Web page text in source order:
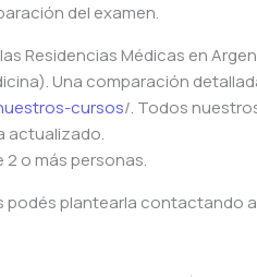
del examen.
Residencias Médicas en
Una comparación
cursos/. Todos
actualizado.
o más personas.
podés plantearla contactando